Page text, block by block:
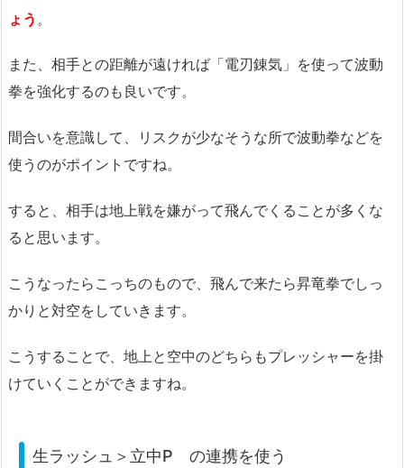
ょう 。
また、相手との距離が遠ければ「電刃錬気」を使って波動
拳を強化するのも良いです。
間合いを意識して、リスクが少なそうな所で波動拳などを
使うのがポイントですね。
すると、相手は地上戦を嫌がって飛んでくることが多くな
ると思います。
こうなったらこっちのもので、飛んで来たら昇竜拳でしっ
かりと対空をしていきます。
こうすることで、地上と空中のどちらもプレッシャーを掛
けていくことができますね。
生ラッシュ＞立中P の連携を使う